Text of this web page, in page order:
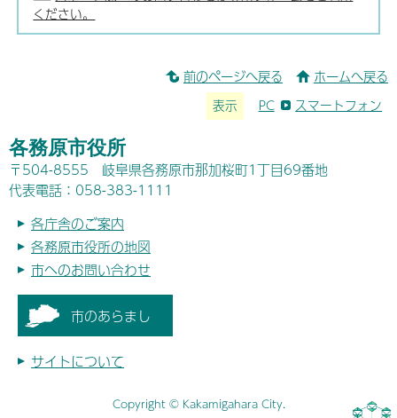
ください。
前のページへ戻る ホームへ戻る
表示 PC スマートフォン
各務原市役所
〒504-8555 岐阜県各務原市那加桜町1丁目69番地
代表電話：058-383-1111
各庁舎のご案内
各務原市役所の地図
市へのお問い合わせ
市のあらまし
サイトについて
Copyright © Kakamigahara City.